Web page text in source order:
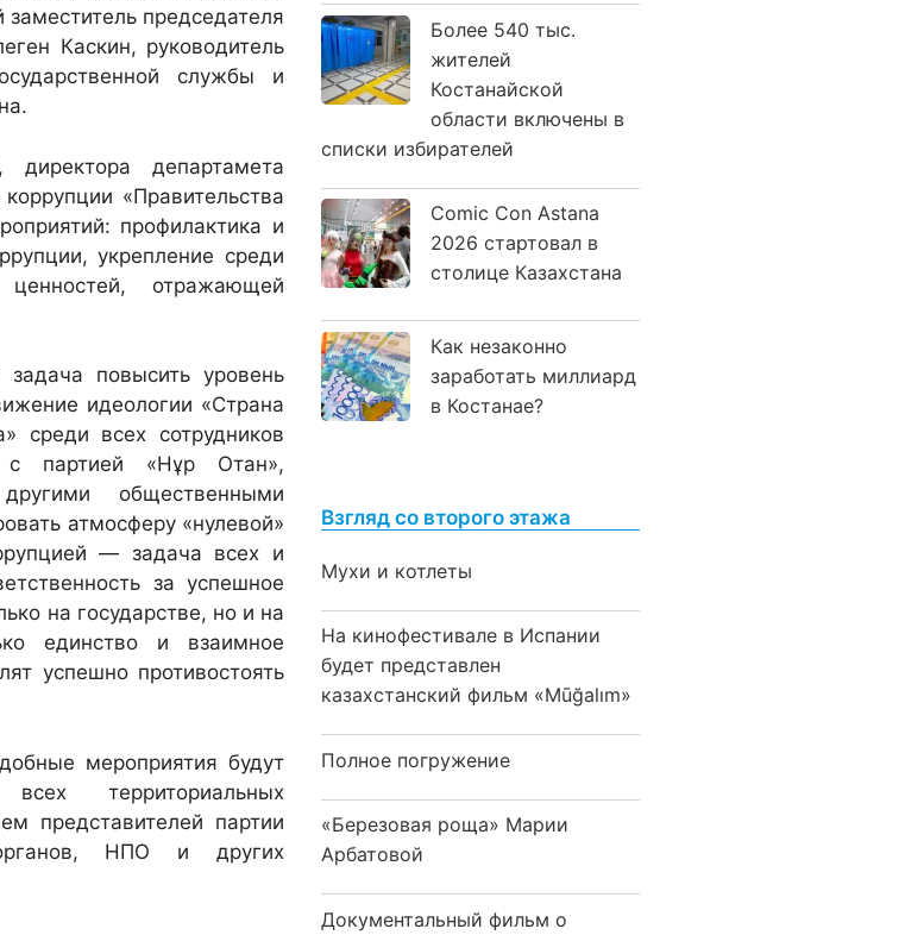
председателя
Каскин, руководитель
службы и
департамета
«Правительства
профилактика и
укрепление среди
ценностей, отражающей
повысить уровень
идеологии «Страна
среди всех сотрудников
с партией «Нұр Отан»,
общественными
атмосферу «нулевой»
— задача всех и
за успешное
на государстве, но и на
единство и взаимное
успешно противостоять
мероприятия будут
территориальных
представителей партии
НПО и других
Более 540 тыс.
жителей
Костанайской
области включены в
списки избирателей
Comic Con Astana
2026 стартовал в
столице Казахстана
Как незаконно
заработать миллиард
в Костанае?
Взгляд со второго этажа
Мухи и котлеты
На кинофестивале в Испании
будет представлен
казахстанский фильм «Mūğalım»
Полное погружение
«Березовая роща» Марии
Арбатовой
Документальный фильм о